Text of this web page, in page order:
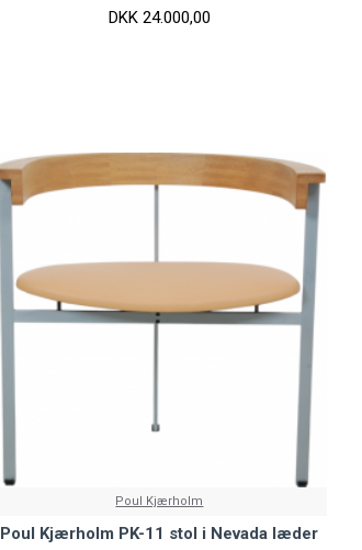
DKK 24.000,00
Poul Kjærholm
Poul Kjærholm PK-11 stol i Nevada læder